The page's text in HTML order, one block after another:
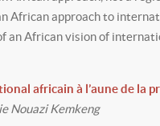
African approach to
an African vision of
africain à l’aune de la
Nouazi Kemkeng